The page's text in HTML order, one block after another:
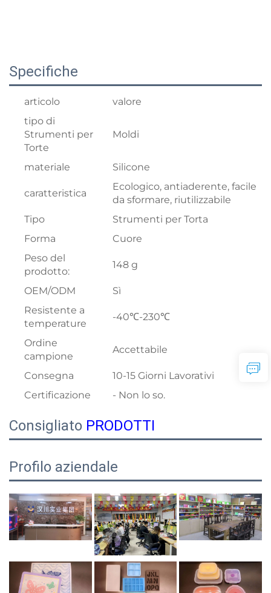
Specifiche
articolo
valore
tipo di
Strumenti per
Torte
Moldi
materiale Silicone
caratteristica
Ecologico, antiaderente, facile
da sformare, riutilizzabile
Tipo
Strumenti per Torta
Forma
Cuore
Peso del
prodotto:
148 g
OEM/ODM
Sì
Resistente a
temperature
-40℃-230℃
Ordine
campione
Accettabile
Consegna
10-15 Giorni Lavorativi
Certificazione
- Non lo so.
Consigliato PRODOTTI
Profilo aziendale